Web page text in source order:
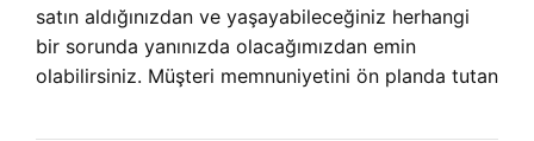
satın aldığınızdan ve yaşayabileceğiniz herhangi
bir sorunda yanınızda olacağımızdan emin
olabilirsiniz. Müşteri memnuniyetini ön planda tutan